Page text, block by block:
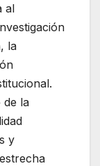
al
la
de la
y